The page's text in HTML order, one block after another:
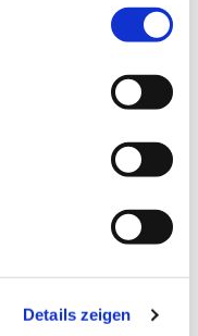
Details zeigen